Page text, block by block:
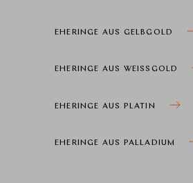
EHERINGE AUS GELBGOLD
EHERINGE AUS WEISSGOLD
EHERINGE AUS PLATIN
EHERINGE AUS PALLADIUM